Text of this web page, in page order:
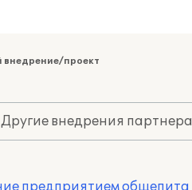
внедрение/проект
Другие внедрения партнера
предприятием общепита